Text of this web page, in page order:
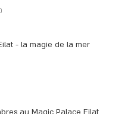
- la magie de la mer